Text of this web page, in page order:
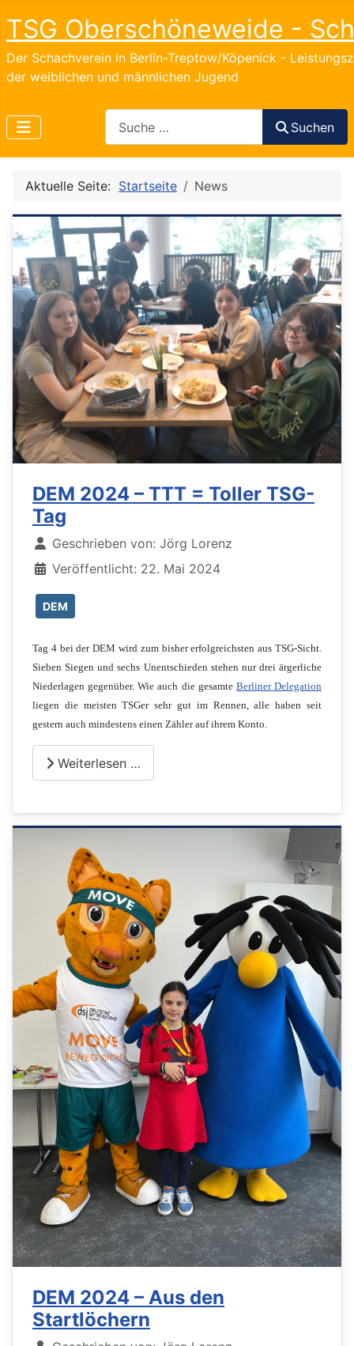
TSG Oberschöneweide -
Der Schachverein in Berlin-Treptow/Köpenick -
der weiblichen und männlichen Jugend
Suchen
Aktuelle Seite: Startseite News
DEM 2024 – TTT = Toller TSG-
Tag
DetailsGeschrieben von: Jörg Lorenz
Veröffentlicht: 22. Mai 2024
DEM
Tag 4 bei der DEM wird zum bisher erfolgreichsten aus TSG-Sicht.
Sieben Siegen und sechs Unentschieden stehen nur drei ärgerliche
Niederlagen gegenüber. Wie auch die gesamte Berliner Delegation
liegen die meisten TSGer sehr gut im Rennen, alle haben seit
gestern auch mindestens einen Zähler auf ihrem Konto.
Weiterlesen …
DEM 2024 – Aus den
Startlöchern